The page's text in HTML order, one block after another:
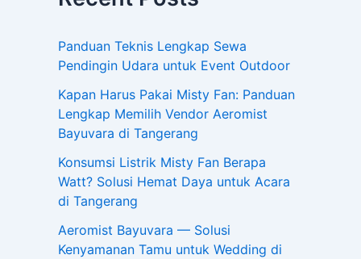
Panduan Teknis Lengkap Sewa
Pendingin Udara untuk Event Outdoor
Kapan Harus Pakai Misty Fan: Panduan
Lengkap Memilih Vendor Aeromist
Bayuvara di Tangerang
Konsumsi Listrik Misty Fan Berapa
Watt? Solusi Hemat Daya untuk Acara
di Tangerang
Aeromist Bayuvara — Solusi
Kenyamanan Tamu untuk Wedding di